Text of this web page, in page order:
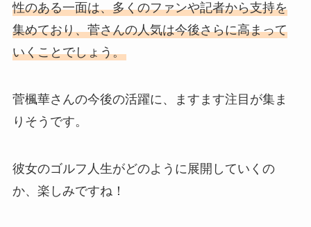
性のある一面は、多くのファンや記者から支持を
集めており、菅さんの人気は今後さらに高まって
いくことでしょう。
菅楓華さんの今後の活躍に、ますます注目が集ま
りそうです。
彼女のゴルフ人生がどのように展開していくの
か、楽しみですね！